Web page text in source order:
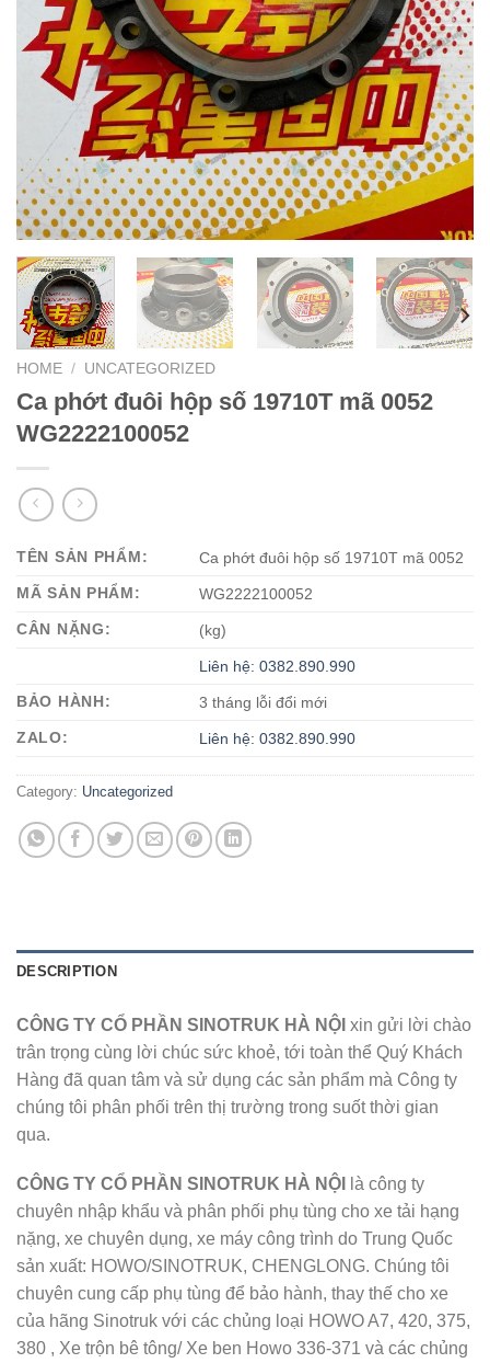
HOME / UNCATEGORIZED
Ca phớt đuôi hộp số 19710T mã 0052
WG2222100052
TÊN SẢN PHẨM:
Ca phớt đuôi hộp số 19710T mã 0052
MÃ SẢN PHẨM:
WG2222100052
CÂN NẶNG:
(kg)
Liên hệ: 0382.890.990
BẢO HÀNH:
3 tháng lỗi đổi mới
ZALO:
Liên hệ: 0382.890.990
Category: Uncategorized
DESCRIPTION
CÔNG TY CỔ PHẦN SINOTRUK HÀ NỘI xin gửi lời chào
trân trọng cùng lời chúc sức khoẻ, tới toàn thể Quý Khách
Hàng đã quan tâm và sử dụng các sản phẩm mà Công ty
chúng tôi phân phối trên thị trường trong suốt thời gian
qua.
CÔNG TY CỔ PHẦN SINOTRUK HÀ NỘI
là công ty
chuyên nhập khẩu và phân phối phụ tùng cho xe tải hạng
nặng, xe chuyên dụng, xe máy công trình do Trung Quốc
sản xuất: HOWO/SINOTRUK, CHENGLONG. Chúng tôi
chuyên cung cấp phụ tùng để bảo hành, thay thế cho xe
của hãng Sinotruk với các chủng loại HOWO A7, 420, 375,
380 , Xe trộn bê tông/ Xe ben Howo 336-371 và các chủng